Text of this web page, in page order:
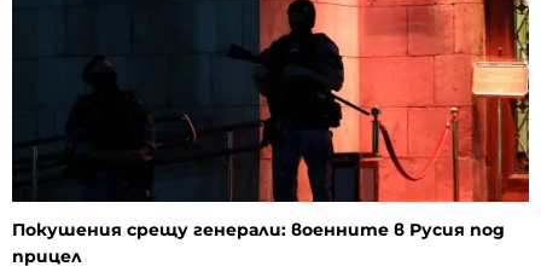
Покушения срещу генерали: военните в Русия под
прицел